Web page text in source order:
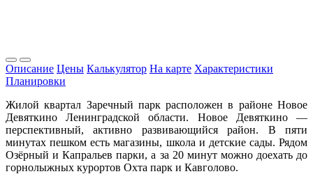
Описание Цены Калькулятор На карте Характеристики
Планировки
Жилой квартал Заречный парк расположен в районе Новое
Девяткино Ленинградской области. Новое Девяткино —
перспективный, активно развивающийся район. В пяти
минутах пешком есть магазины, школа и детские сады. Рядом
Озёрный и Капральев парки, а за 20 минут можно доехать до
горнолыжных курортов Охта парк и Кавголово.